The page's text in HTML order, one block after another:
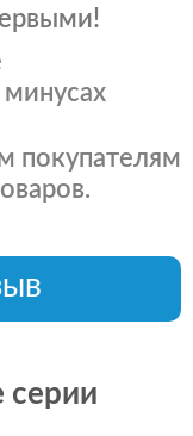
покупателям
серии